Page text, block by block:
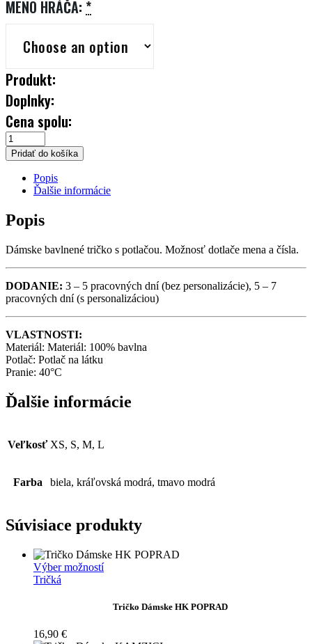
MENO HRÁČA: *
Produkt:
Doplnky:
Cena spolu:
TRIČKO
DÁMSKE
QUANTITY
Pridať do košíka
Popis
Ďalšie informácie
Popis
Dámske bavlnené tričko s potlačou. Možnosť dotlače mena a čísla.
DODANIE: 3 – 5 pracovných dní (bez personalizácie), 5 – 7
pracovných dní (s personalizáciou)
VLASTNOSTI:
Materiál: Materiál: 100% bavlna
Potlač: Potlač na látku
Pranie: 40°C
Ďalšie informácie
Veľkosť XS, S, M, L
Farba biela, kráľovská modrá, tmavo modrá
Súvisiace produkty
Výber možnostíTento
viacero
si
Tričká
Tričko Dámske HK POPRAD
16,90 €